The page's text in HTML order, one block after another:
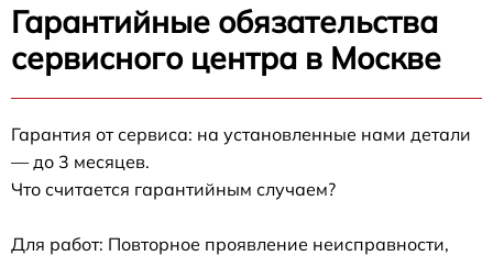
Гарантийные обязательства
сервисного центра в Москве
Гарантия от сервиса: на установленные нами детали
— до 3 месяцев.
Что считается гарантийным случаем?
Для работ: Повторное проявление неисправности,